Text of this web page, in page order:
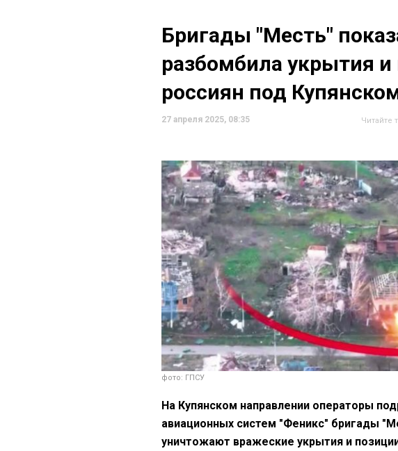
Бригады "Месть"
разбомбила укрытия и
россиян под
27 апреля 2025, 08:35 Читайте
фото: ГПСУ
На Купянском направлении операторы
авиационных систем "Феникс" бригады
уничтожают вражеские укрытия и